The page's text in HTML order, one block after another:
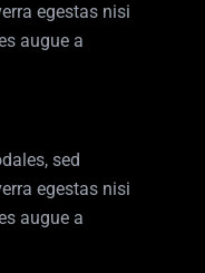
egestas nisi
augue a
sed
egestas nisi
augue a